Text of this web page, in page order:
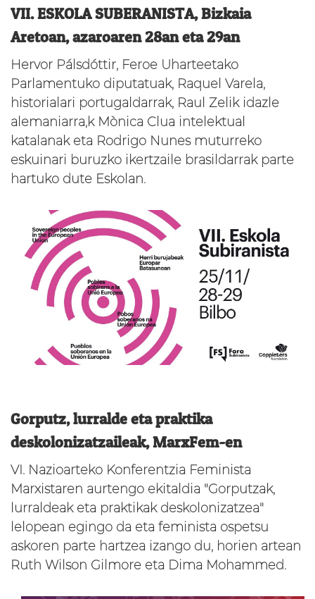
VII. ESKOLA SUBERANISTA, Bizkaia
Aretoan, azaroaren 28an eta 29an
Hervor Pálsdóttir, Feroe Uharteetako
Parlamentuko diputatuak, Raquel Varela,
historialari portugaldarrak, Raul Zelik idazle
alemaniarra,k Mònica Clua intelektual
katalanak eta Rodrigo Nunes muturreko
eskuinari buruzko ikertzaile brasildarrak parte
hartuko dute Eskolan.
Gorputz, lurralde eta praktika
deskolonizatzaileak, MarxFem-en
VI. Nazioarteko Konferentzia Feminista
Marxistaren aurtengo ekitaldia "Gorputzak,
lurraldeak eta praktikak deskolonizatzea"
lelopean egingo da eta feminista ospetsu
askoren parte hartzea izango du, horien artean
Ruth Wilson Gilmore eta Dima Mohammed.